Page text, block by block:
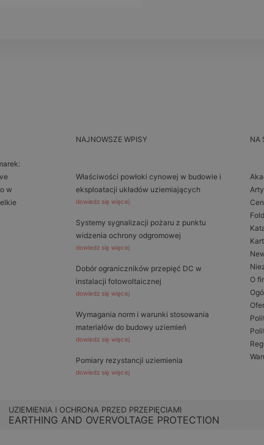
w
NAJNOWSZE WPISY
Właściwości powłoki cynowej w budowie i
eksploatacji układów uziemiających
dowiedz się więcej
Systemy sygnalizacji pożaru z punktu
widzenia ochrony odgromowej
dowiedz się więcej
Dobór ograniczników przepięć DC w
instalacji fotowoltaicznej
dowiedz się więcej
Wymagania norm i warunki stosowania
materiałów do budowy uziemień
dowiedz się więcej
Pomiary rezystancji uziemienia
dowiedz się więcej
NA
O
UZIEMIENIA I OCHRONA PRZED PRZEPIĘCIAMI
EARTHING AND OVERVOLTAGE PROTECTION